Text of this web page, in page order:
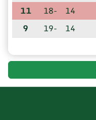
14
-18
11
14
-19
9